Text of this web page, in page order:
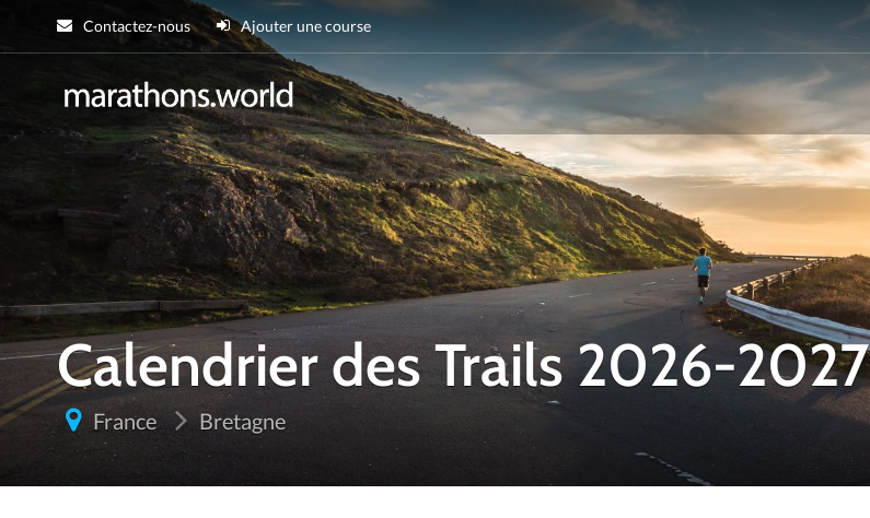
Contactez-nous Ajouter une course
marathons.world
Calendrier des Trails 2026-2027
France Bretagne